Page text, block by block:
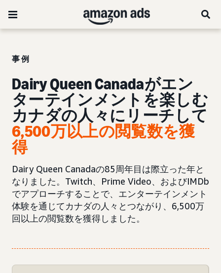
事例
Dairy Queen Canadaがエン
ターテインメントを楽しむ
カナダの人々にリーチして
6,500万以上の閲覧数を獲
得
Dairy Queen Canadaの85周年目は際立った年と
なりました。Twitch、Prime Video、およびIMDb
でアプローチすることで、エンターテインメント
体験を通じてカナダの人々とつながり、6,500万
回以上の閲覧数を獲得しました。